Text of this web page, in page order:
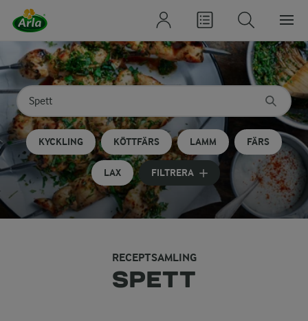
Sök på kategori eller ingrediens
Skriv in sökord för att få förslag
KYCKLING KÖTTFÄRS LAMM FÄRS
LAX FILTRERA
RECEPTSAMLING
SPETT